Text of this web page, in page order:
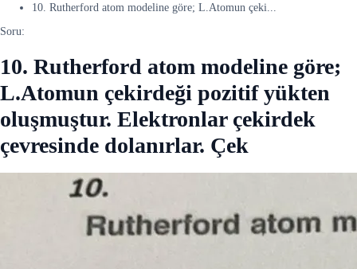
10. Rutherford atom modeline göre; L.Atomun çeki...
Soru:
10. Rutherford atom modeline göre;
L.Atomun çekirdeği pozitif yükten
oluşmuştur. Elektronlar çekirdek
çevresinde dolanırlar. Çek